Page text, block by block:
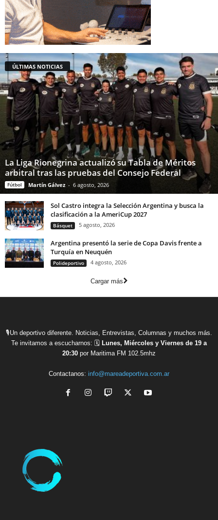
ÚLTIMAS NOTICIAS
La Liga Rionegrina actualizó su Tabla de Méritos
arbitral tras las pruebas del Consejo Federal
Fútbol Martín Gálvez - 6 agosto, 2026
Sol Castro integra la Selección Argentina y busca la
clasificación a la AmeriCup 2027
Básquet 5 agosto, 2026
Argentina presentó la serie de Copa Davis frente a
Turquía en Neuquén
Polideportivo 4 agosto, 2026
Cargar más
🎙Un deportivo diferente. Noticias, Entrevistas, Columnas y muchos más.
Te invitamos a escucharnos: 🗓 Lunes, Miércoles y Viernes de 19 a
20:30 por Maritima FM 102.5mhz
Contactanos: info@mareadeportiva.com.ar